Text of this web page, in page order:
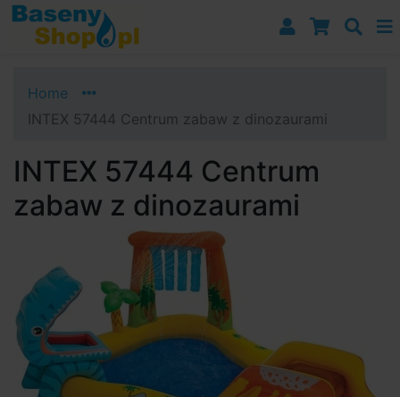
Przejdź do nawigacji
Przejdź do treści
Przejdź do paska bocznego
Home
INTEX 57444 Centrum zabaw z dinozaurami
INTEX 57444 Centrum
zabaw z dinozaurami